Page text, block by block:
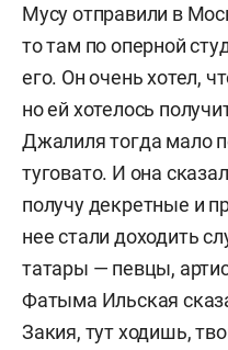
Мусу отправили в
то там по оперной
его. Он очень хотел,
но ей хотелось
Джалиля тогда мало
туговато. И она
получу декретные и
нее стали доходить
татары — певцы,
Фатыма Ильская
Закия, тут ходишь,